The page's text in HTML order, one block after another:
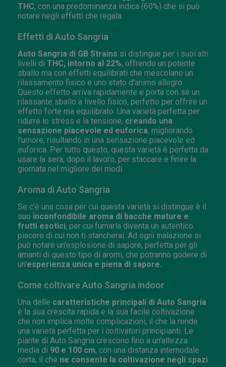
THC, con una predominanza indica (60%) che si può
notare negli effetti che regala.
Effetti di Auto Sangria
Auto Sangria di GB Strains si distingue per i suoi alti
livelli di THC, intorno al 22%, offrendo un potente
sballo ma con effetti equilibrati che mescolano un
rilassamento fisico e uno stato d'animo allegro.
Questo effetto arriva rapidamente e porta con sé un
rilassante sballo a livello fisico, perfetto per offrire un
effetto forte ma equilibrato. Una varietà perfetta per
ridurre lo stress e la tensione, creando una
sensazione piacevole ed euforica, migliorando
l'umore, risultando in una sensazione piacevole ed
euforica. Per tutto questo, questa varietà è perfetta da
usare la sera, dopo il lavoro, per staccare e finire la
giornata nel migliore dei modi.
Aroma di Auto Sangria
Se c'è una cosa per cui questa varietà si distingue è il
suo inconfondibile aroma di bacche mature e
frutti esotici, per cui fumarla diventa un autentico
piacere di cui non ti stancherai. Ad ogni inalazione si
può notare un'esplosione di sapore, perfetta per gli
amanti di questo tipo di aromi, che potranno godere di
un'esperienza unica e piena di sapore.
Come coltivare Auto Sangria indoor
Una delle caratteristiche principali di Auto Sangria
è la sua crescita rapida e la sua facile coltivazione
che non implica molte complicazioni, il che la rende
una varietà perfetta per i coltivatori principianti. Le
piante di Auto Sangria crescono fino a un'altezza
media di 90 e 100 cm, con una distanza internodale
corta, il che ne consente la coltivazione negli spazi